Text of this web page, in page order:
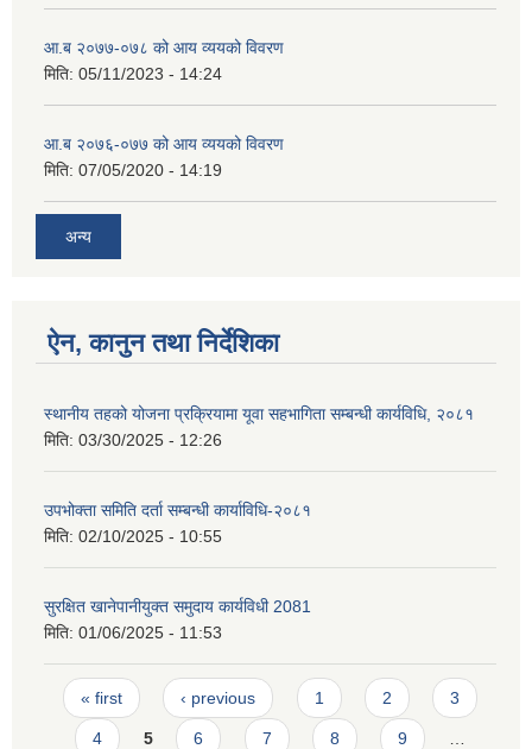
आ.ब २०७७-०७८ को आय व्ययको विवरण
मिति: 05/11/2023 - 14:24
आ.ब २०७६-०७७ को आय व्ययको विवरण
मिति: 07/05/2020 - 14:19
अन्य
ऐन, कानुन तथा निर्देशिका
स्थानीय तहको योजना प्रक्रियामा यूवा सहभागिता सम्बन्धी कार्यविधि, २०८१
मिति: 03/30/2025 - 12:26
उपभोक्ता समिति दर्ता सम्बन्धी कार्याविधि-२०८१
मिति: 02/10/2025 - 10:55
सुरक्षित खानेपानीयुक्त समुदाय कार्यविधी 2081
मिति: 01/06/2025 - 11:53
Pages
« first ‹ previous 1 2 3
4 5 6 7 8 9